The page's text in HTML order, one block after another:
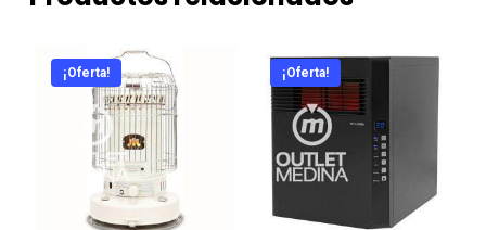
¡Oferta! ¡Oferta!